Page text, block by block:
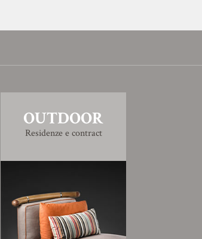
OUTDOOR
Residenze e contract